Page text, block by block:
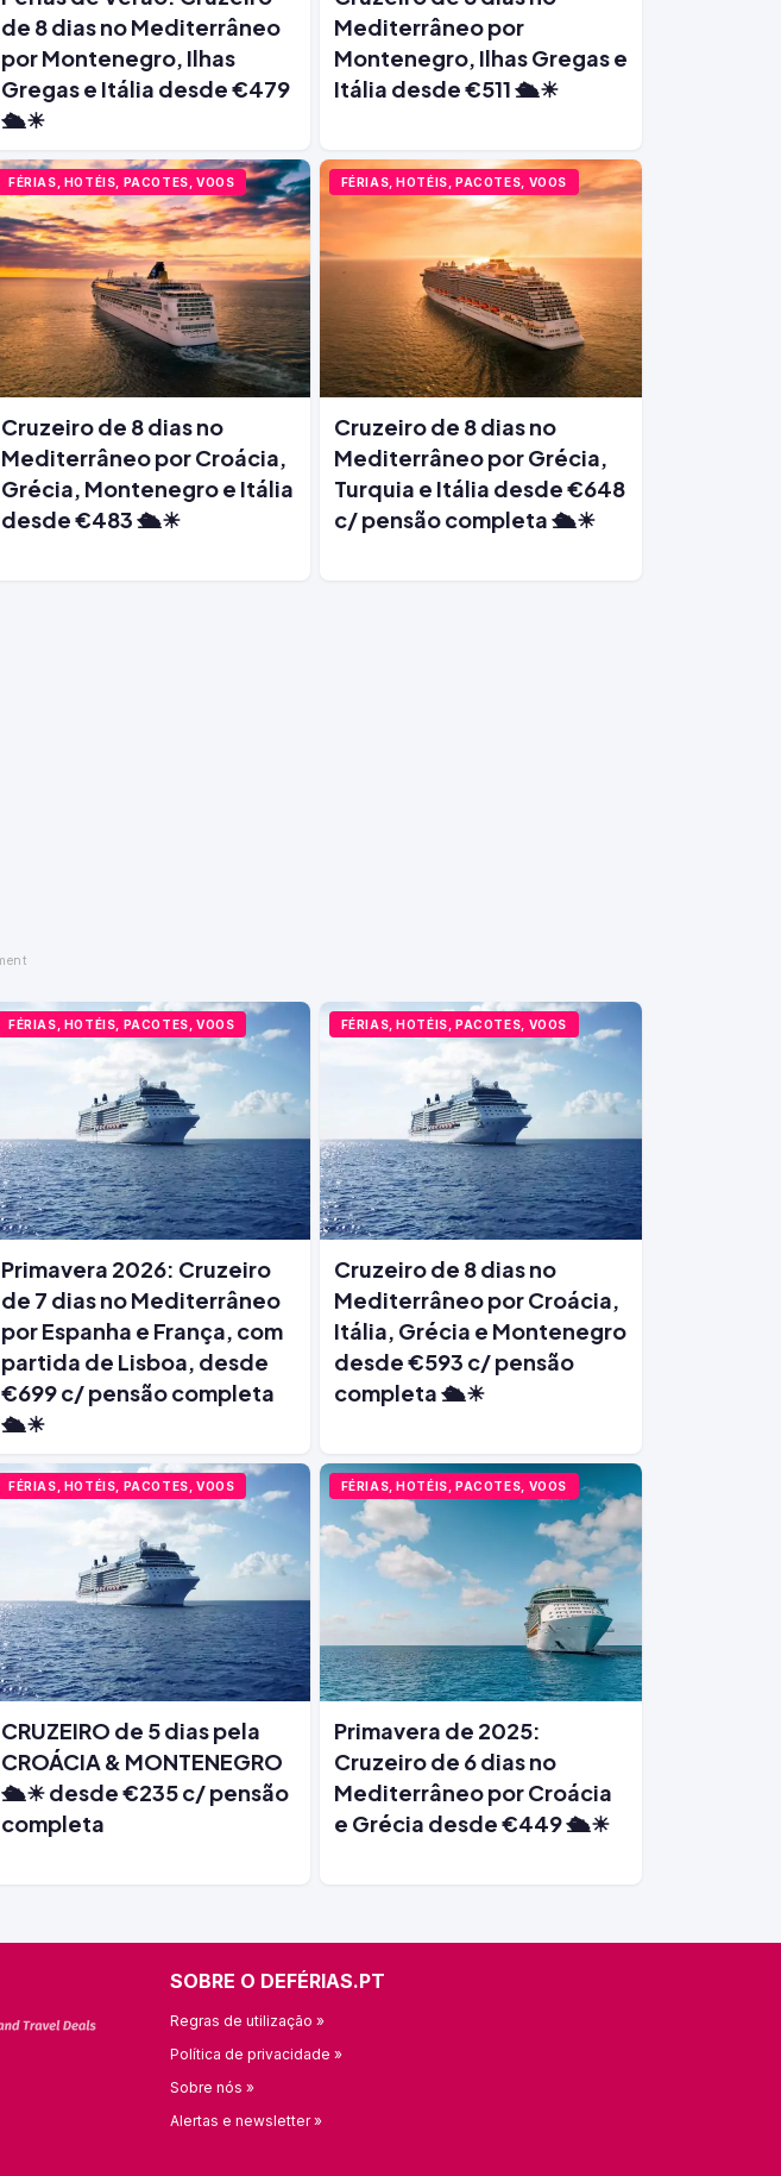
de 8 dias no Mediterrâneo
por Montenegro, Ilhas
Gregas e Itália desde €479
🛳️☀
Mediterrâneo por
Montenegro, Ilhas Gregas e
Itália desde €511 🛳️☀
FÉRIAS, HOTÉIS, PACOTES, VOOS
Cruzeiro de 8 dias no
Mediterrâneo por Croácia,
Grécia, Montenegro e Itália
desde €483 🛳️☀
FÉRIAS, HOTÉIS, PACOTES, VOOS
Cruzeiro de 8 dias no
Mediterrâneo por Grécia,
Turquia e Itália desde €648
c/ pensão completa 🛳️☀
FÉRIAS, HOTÉIS, PACOTES, VOOS
Primavera 2026: Cruzeiro
de 7 dias no Mediterrâneo
por Espanha e França, com
partida de Lisboa, desde
€699 c/ pensão completa
🛳️☀
FÉRIAS, HOTÉIS, PACOTES, VOOS
Cruzeiro de 8 dias no
Mediterrâneo por Croácia,
Itália, Grécia e Montenegro
desde €593 c/ pensão
completa 🛳️☀
FÉRIAS, HOTÉIS, PACOTES, VOOS
CRUZEIRO de 5 dias pela
CROÁCIA & MONTENEGRO
🛳️☀ desde €235 c/ pensão
completa
FÉRIAS, HOTÉIS, PACOTES, VOOS
Primavera de 2025:
Cruzeiro de 6 dias no
Mediterrâneo por Croácia
e Grécia desde €449 🛳️☀
SOBRE O DEFÉRIAS.PT
Regras de utilização »
Política de privacidade »
Sobre nós »
Alertas e newsletter »